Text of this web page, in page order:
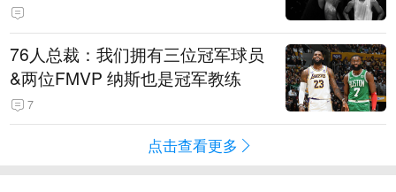
76人总裁：我们拥有三位冠军球员
&两位FMVP 纳斯也是冠军教练
7
点击查看更多